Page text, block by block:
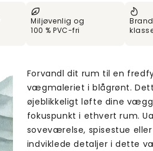
Miljøvenlig og
100 % PVC-fri
Forvandl dit rum til en
vægmaleriet i blågrønt.
øjeblikkeligt løfte dine
fokuspunkt i ethvert rum.
soveværelse, spisestue
indviklede detaljer i dette